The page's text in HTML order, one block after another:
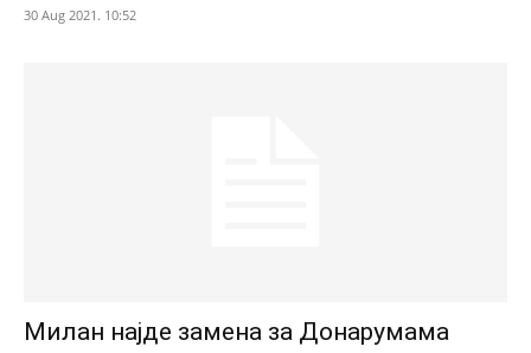
30 Aug 2021. 10:52
Милан најде замена за Донарумама